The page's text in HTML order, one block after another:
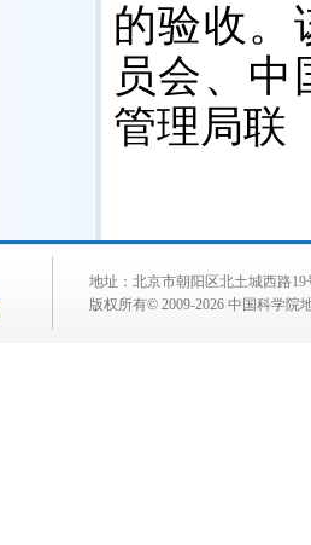
的验收。
员会、
管理局联
地址：北京市朝阳区北土城西路
版权所有© 2009-2026 中国科学院